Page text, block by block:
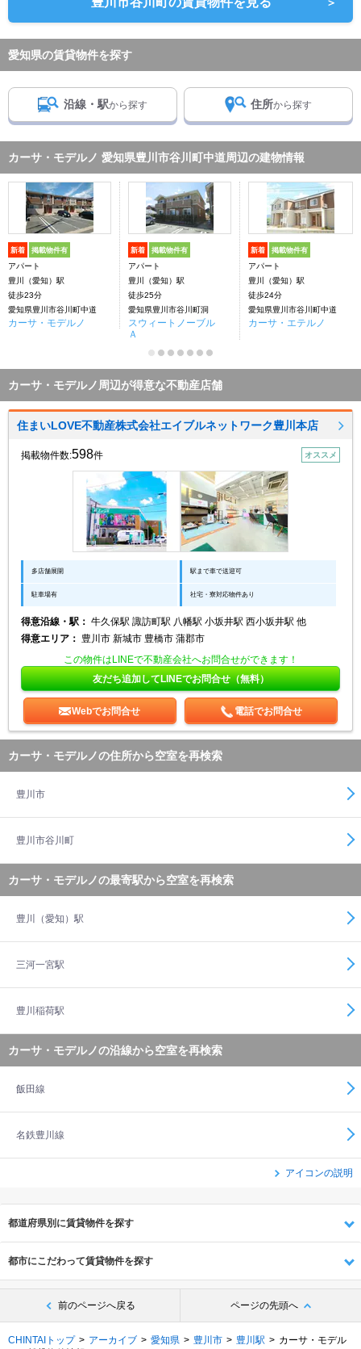
愛知県の賃貸物件を探す
沿線・駅から探す 住所から探す
カーサ・モデルノ 愛知県豊川市谷川町中道周辺の建物情報
新着 掲載物件有
アパート
豊川（愛知）駅
徒歩23分
愛知県豊川市谷川町中道
カーサ・モデルノ
新着 掲載物件有
アパート
豊川（愛知）駅
徒歩25分
愛知県豊川市谷川町洞
スウィートノーブル
Ａ
新着 掲載物件有
アパート
豊川（愛知）駅
徒歩24分
愛知県豊川市谷川町中道
カーサ・エテルノ
カーサ・モデルノ周辺が得意な不動産店舗
住まいLOVE不動産株式会社エイブルネットワーク豊川本店
掲載物件数:598件 オススメ
多店舗展開 駅まで車で送迎可
駐車場有 社宅・寮対応物件あり
得意沿線・駅： 牛久保駅 諏訪町駅 八幡駅 小坂井駅 西小坂井駅 他
得意エリア：
豊川市 新城市 豊橋市 蒲郡市
この物件はLINEで不動産会社へお問合せができます！
友だち追加してLINEでお問合せ（無料）
Webでお問合せ 電話でお問合せ
カーサ・モデルノの住所から空室を再検索
豊川市
豊川市谷川町
カーサ・モデルノの最寄駅から空室を再検索
豊川（愛知）駅
三河一宮駅
豊川稲荷駅
カーサ・モデルノの沿線から空室を再検索
飯田線
名鉄豊川線
アイコンの説明
都道府県別に賃貸物件を探す
都市にこだわって賃貸物件を探す
前のページへ戻る ページの先頭へ
CHINTAIトップ アーカイブ 愛知県 豊川市 豊川駅
カーサ・モデル